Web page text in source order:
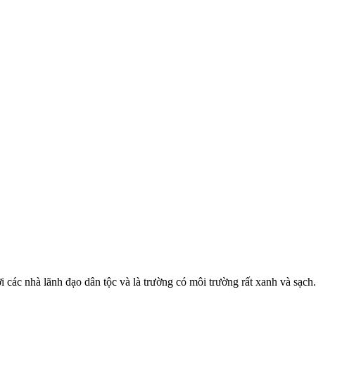
nhà lãnh đạo dân tộc và là trường có môi trường rất xanh và sạch.